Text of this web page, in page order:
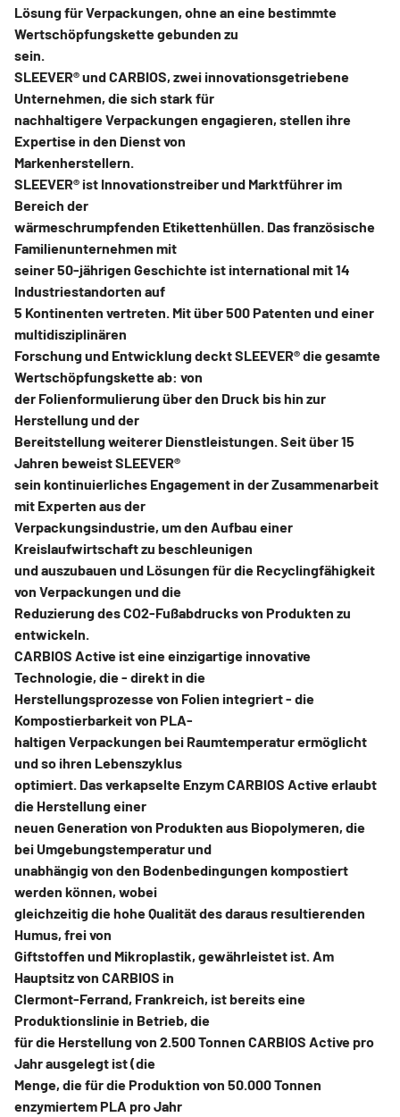
Lösung für Verpackungen, ohne an eine bestimmte
Wertschöpfungskette gebunden zu
sein.
SLEEVER® und CARBIOS, zwei innovationsgetriebene
Unternehmen, die sich stark für
nachhaltigere Verpackungen engagieren, stellen ihre
Expertise in den Dienst von
Markenherstellern.
SLEEVER® ist Innovationstreiber und Marktführer im
Bereich der
wärmeschrumpfenden Etikettenhüllen. Das französische
Familienunternehmen mit
seiner 50-jährigen Geschichte ist international mit 14
Industriestandorten auf
5 Kontinenten vertreten. Mit über 500 Patenten und einer
multidisziplinären
Forschung und Entwicklung deckt SLEEVER® die gesamte
Wertschöpfungskette ab: von
der Folienformulierung über den Druck bis hin zur
Herstellung und der
Bereitstellung weiterer Dienstleistungen. Seit über 15
Jahren beweist SLEEVER®
sein kontinuierliches Engagement in der Zusammenarbeit
mit Experten aus der
Verpackungsindustrie, um den Aufbau einer
Kreislaufwirtschaft zu beschleunigen
und auszubauen und Lösungen für die Recyclingfähigkeit
von Verpackungen und die
Reduzierung des CO2-Fußabdrucks von Produkten zu
entwickeln.
CARBIOS Active ist eine einzigartige innovative
Technologie, die - direkt in die
Herstellungsprozesse von Folien integriert - die
Kompostierbarkeit von PLA-
haltigen Verpackungen bei Raumtemperatur ermöglicht
und so ihren Lebenszyklus
optimiert. Das verkapselte Enzym CARBIOS Active erlaubt
die Herstellung einer
neuen Generation von Produkten aus Biopolymeren, die
bei Umgebungstemperatur und
unabhängig von den Bodenbedingungen kompostiert
werden können, wobei
gleichzeitig die hohe Qualität des daraus resultierenden
Humus, frei von
Giftstoffen und Mikroplastik, gewährleistet ist. Am
Hauptsitz von CARBIOS in
Clermont-Ferrand, Frankreich, ist bereits eine
Produktionslinie in Betrieb, die
für die Herstellung von 2.500 Tonnen CARBIOS Active pro
Jahr ausgelegt ist (die
Menge, die für die Produktion von 50.000 Tonnen
enzymiertem PLA pro Jahr